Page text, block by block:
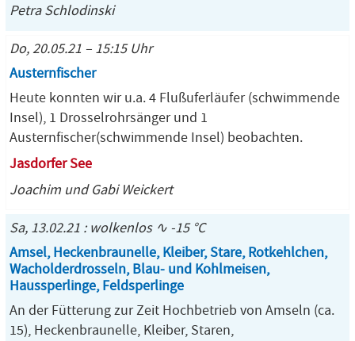
Petra Schlodinski
Do, 20.05.21 – 15:15 Uhr
Austernfischer
Heute konnten wir u.a. 4 Flußuferläufer (schwimmende
Insel), 1 Drosselrohrsänger und 1
Austernfischer(schwimmende Insel) beobachten.
Jasdorfer See
Joachim und Gabi Weickert
Sa, 13.02.21 : wolkenlos ∿ -15 °C
Amsel, Heckenbraunelle, Kleiber, Stare, Rotkehlchen,
Wacholderdrosseln, Blau- und Kohlmeisen,
Haussperlinge, Feldsperlinge
An der Fütterung zur Zeit Hochbetrieb von Amseln (ca.
15), Heckenbraunelle, Kleiber, Staren,